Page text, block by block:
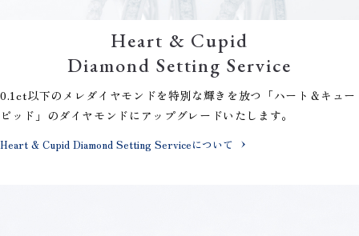
Heart & Cupid
Diamond Setting Service
0.1ct以下のメレダイヤモンドを特別な輝きを放つ「ハート＆キュー
ピッド」のダイヤモンドにアップグレードいたします。
Heart & Cupid Diamond Setting Serviceについて